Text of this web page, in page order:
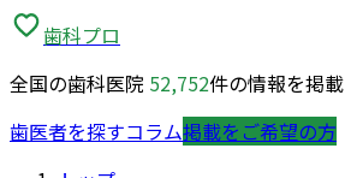
歯科プロ
全国の歯科医院 52,752件の情報を掲載
歯医者を探すコラム掲載をご希望の方